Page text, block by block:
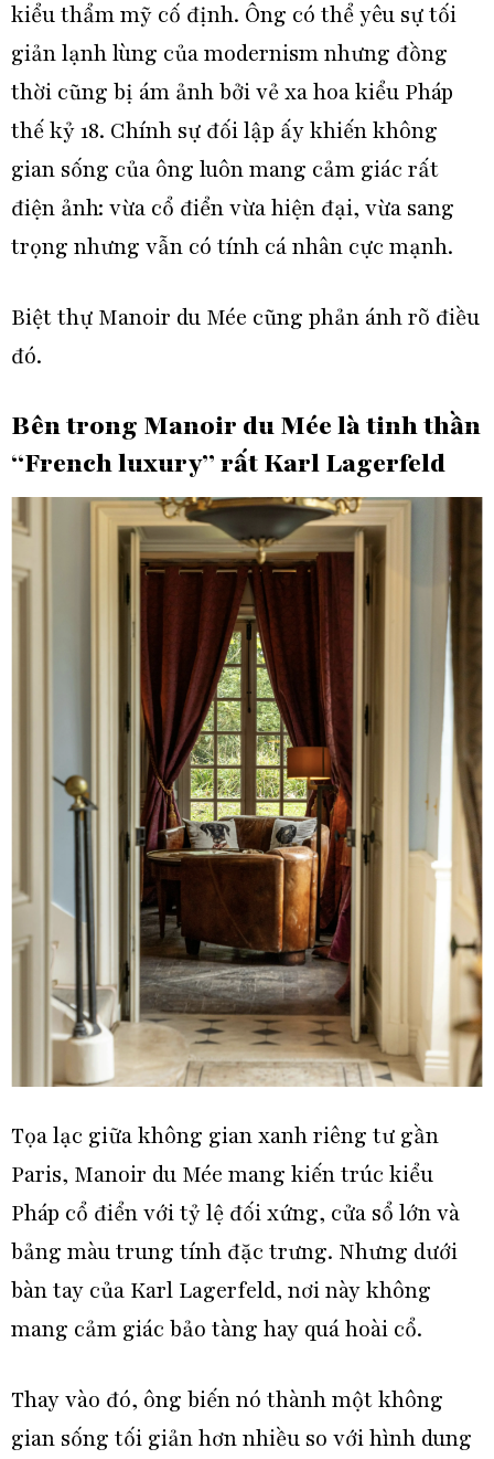
kiểu thẩm mỹ cố định. Ông có thể yêu sự tối
giản lạnh lùng của modernism nhưng đồng
thời cũng bị ám ảnh bởi vẻ xa hoa kiểu Pháp
thế kỷ 18. Chính sự đối lập ấy khiến không
gian sống của ông luôn mang cảm giác rất
điện ảnh: vừa cổ điển vừa hiện đại, vừa sang
trọng nhưng vẫn có tính cá nhân cực mạnh.
Biệt thự Manoir du Mée cũng phản ánh rõ điều
đó.
Bên trong Manoir du Mée là tinh thần
“French luxury” rất Karl Lagerfeld
Tọa lạc giữa không gian xanh riêng tư gần
Paris, Manoir du Mée mang kiến trúc kiểu
Pháp cổ điển với tỷ lệ đối xứng, cửa sổ lớn và
bảng màu trung tính đặc trưng. Nhưng dưới
bàn tay của Karl Lagerfeld, nơi này không
mang cảm giác bảo tàng hay quá hoài cổ.
Thay vào đó, ông biến nó thành một không
gian sống tối giản hơn nhiều so với hình dung